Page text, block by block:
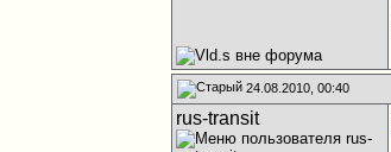
24.08.2010, 00:40
rus-transit